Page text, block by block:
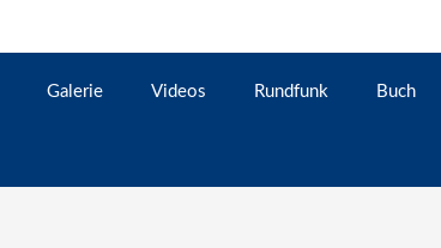
Galerie Videos Rundfunk Buch